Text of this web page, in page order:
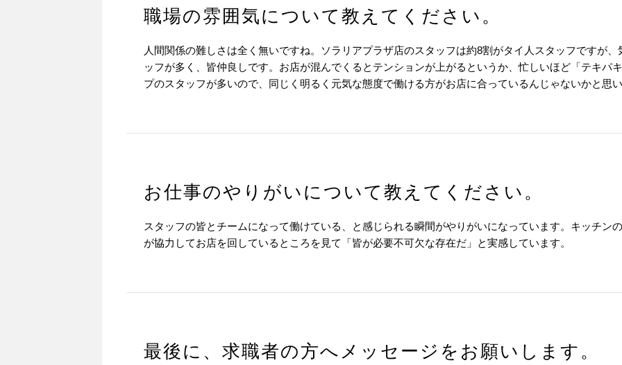
職場の雰囲気について教えてください。
人間関係の難しさは全く無いですね。ソラリアプラザ店のスタッフは約8割がタイ人スタッフですが
ッフが多く、皆仲良しです。お店が混んでくるとテンションが上がるというか、忙しいほど「テキパ
プのスタッフが多いので、同じく明るく元気な態度で働ける方がお店に合っているんじゃないかと思
お仕事のやりがいについて教えてください。
スタッフの皆とチームになって働けている、と感じられる瞬間がやりがいになっています。キッチン
が協力してお店を回しているところを見て「皆が必要不可欠な存在だ」と実感しています。
最後に、求職者の方へメッセージをお願いします。